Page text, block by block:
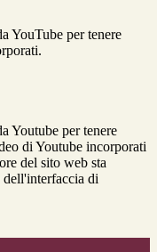
YouTube per tenere
Youtube per tenere
di Youtube incorporati
del sito web sta
di